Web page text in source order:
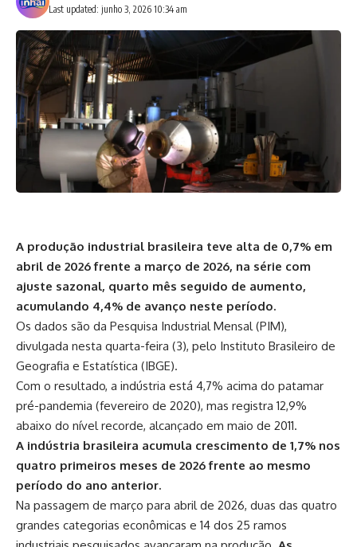
Last updated: junho 3, 2026 10:34 am
A produção industrial brasileira teve alta de 0,7% em
abril de 2026 frente a março de 2026, na série com
ajuste sazonal, quarto mês seguido de aumento,
acumulando 4,4% de avanço neste período.
Os dados são da Pesquisa Industrial Mensal (PIM),
divulgada nesta quarta-feira (3), pelo Instituto Brasileiro de
Geografia e Estatística (IBGE).
Com o resultado, a indústria está 4,7% acima do patamar
pré-pandemia (fevereiro de 2020), mas registra 12,9%
abaixo do nível recorde, alcançado em maio de 2011.
A indústria brasileira acumula crescimento de 1,7% nos
quatro primeiros meses de 2026 frente ao mesmo
período do ano anterior.
Na passagem de março para abril de 2026, duas das quatro
grandes categorias econômicas e 14 dos 25 ramos